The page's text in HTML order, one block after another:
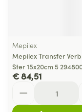
Mepilex
Mepilex Transfer Verb
Ster 15x20cm 5
€ 84,51